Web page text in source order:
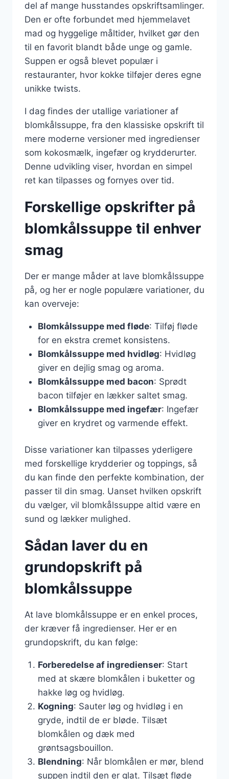
del af mange husstandes opskriftsamlinger.
Den er ofte forbundet med hjemmelavet
mad og hyggelige måltider, hvilket gør den
til en favorit blandt både unge og gamle.
Suppen er også blevet populær i
restauranter, hvor kokke tilføjer deres egne
unikke twists.
I dag findes der utallige variationer af
blomkålssuppe, fra den klassiske opskrift til
mere moderne versioner med ingredienser
som kokosmælk, ingefær og krydderurter.
Denne udvikling viser, hvordan en simpel
ret kan tilpasses og fornyes over tid.
Forskellige opskrifter på
blomkålssuppe til enhver
smag
Der er mange måder at lave blomkålssuppe
på, og her er nogle populære variationer, du
kan overveje:
Blomkålssuppe med fløde: Tilføj fløde
for en ekstra cremet konsistens.
Blomkålssuppe med hvidløg: Hvidløg
giver en dejlig smag og aroma.
Blomkålssuppe med bacon: Sprødt
bacon tilføjer en lækker saltet smag.
Blomkålssuppe med ingefær: Ingefær
giver en krydret og varmende effekt.
Disse variationer kan tilpasses yderligere
med forskellige krydderier og toppings, så
du kan finde den perfekte kombination, der
passer til din smag. Uanset hvilken opskrift
du vælger, vil blomkålssuppe altid være en
sund og lækker mulighed.
Sådan laver du en
grundopskrift på
blomkålssuppe
At lave blomkålssuppe er en enkel proces,
der kræver få ingredienser. Her er en
grundopskrift, du kan følge:
Forberedelse af ingredienser: Start
med at skære blomkålen i buketter og
hakke løg og hvidløg.
Kogning: Sauter løg og hvidløg i en
gryde, indtil de er bløde. Tilsæt
blomkålen og dæk med
grøntsagsbouillon.
Blendning: Når blomkålen er mør, blend
suppen indtil den er glat. Tilsæt fløde